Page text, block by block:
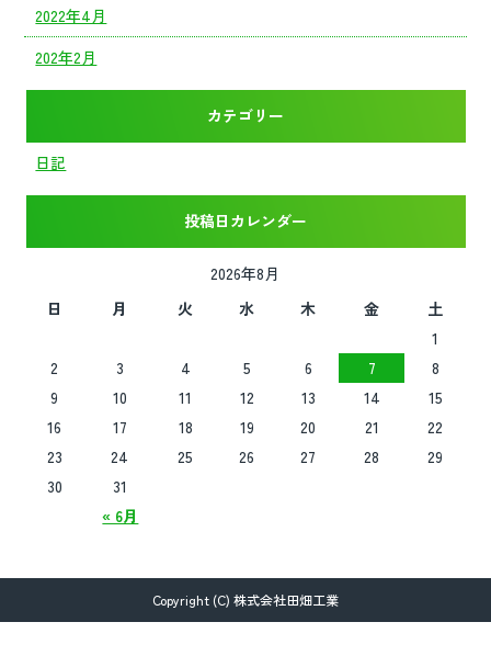
2022年4月
202年2月
カテゴリー
日記
投稿日カレンダー
2026年8月
日
月 火 水 木 金 土
« 6月
1
2
3 4 5 6 7
8
9
10 11 12 13 14
15
16
17 18 19 20 21
22
23
24 25 26 27 28
29
30
31
Copyright (C) 株式会社田畑工業